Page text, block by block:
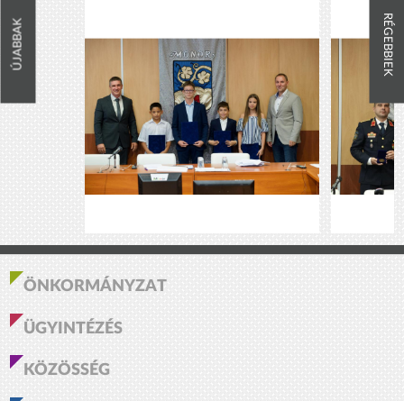
ÚJABBAK RÉGEBBIEK
ÖNKORMÁNYZAT
ÜGYINTÉZÉS
KÖZÖSSÉG